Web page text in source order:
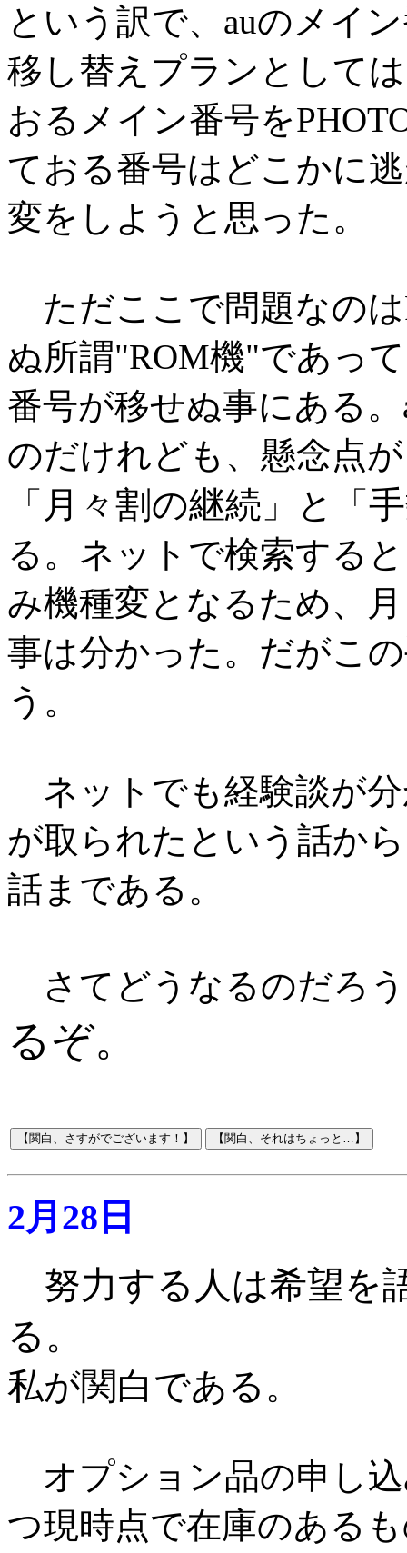
という訳で、auのメイ
移し替えプランとして
おるメイン番号を
ておる番号はどこかに
変をしようと思った。
ただここで問題なのは
ぬ所謂"ROM機"であっ
番号が移せぬ事にある
のだけれども、懸念点
「 月々割の継続 」と「
る。ネットで検索する
み機種変となるため、
事は分かった。だがこ
う。
ネットでも経験談が分
が取られたという話か
話まである。
さてどうなるのだろ
るぞ。
2月28日
努力する人は希望を
る。
私が関白である 。
オプション品の申し
つ現時点で在庫のある